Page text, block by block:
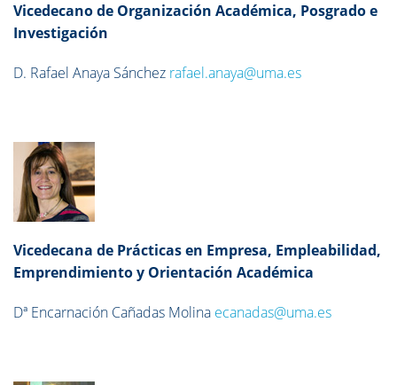
Vicedecano de Organización Académica, Posgrado e
Investigación
D. Rafael Anaya Sánchez rafael.anaya@uma.es
Vicedecana de Prácticas en Empresa, Empleabilidad,
Emprendimiento y Orientación Académica
Dª Encarnación Cañadas Molina ecanadas@uma.es